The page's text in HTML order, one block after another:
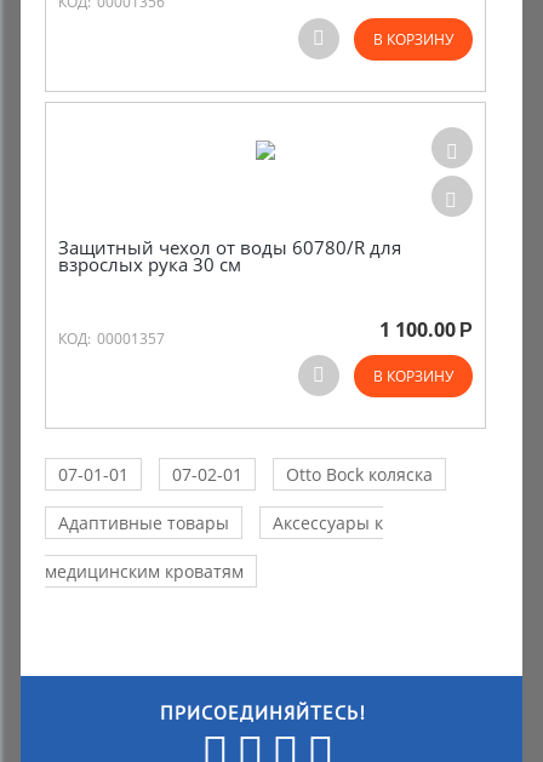
В КОРЗИНУ
Защитный чехол от воды 60780/R для
взрослых рука 30 см
КОД: 00001357 1 100.00 Р
В КОРЗИНУ
07-01-01 07-02-01 Otto Bock коляска
Адаптивные товары Аксессуары к
медицинским кроватям
ПРИСОЕДИНЯЙТЕСЬ!